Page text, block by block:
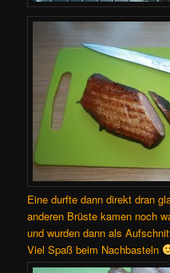
Eine durfte dann direkt dran
anderen Brüste kamen noch
und wurden dann als
Viel Spaß beim Nachbasteln